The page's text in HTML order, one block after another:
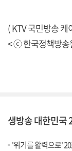
( KTV 국민방송
< ⓒ 한국정책방송
생방송 대한민국
'위기를 활력으로'